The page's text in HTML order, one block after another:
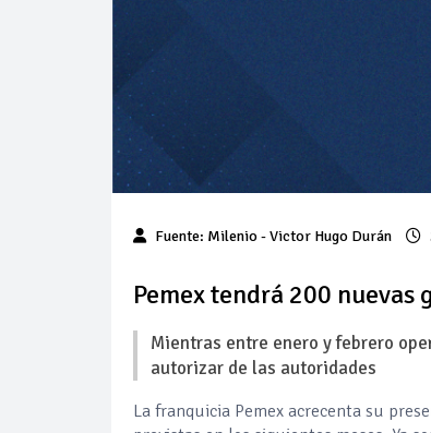
Fuente: Milenio - Victor Hugo Durán
Pemex tendrá 200
Mientras entre enero y febrero
autorizar de las autoridades
La franquicia Pemex acrecenta su